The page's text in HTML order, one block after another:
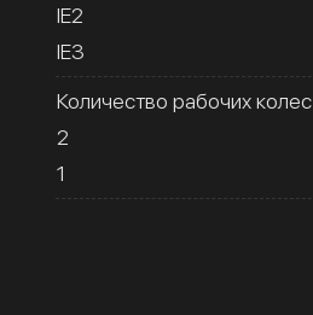
IE2
IE3
Количество рабочих колес
2
1